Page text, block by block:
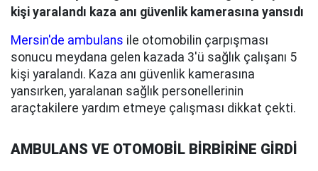
kişi yaralandı kaza anı güvenlik kamerasına yansıdı
Mersin'de ambulans ile otomobilin çarpışması
sonucu meydana gelen kazada 3'ü sağlık çalışanı 5
kişi yaralandı. Kaza anı güvenlik kamerasına
yansırken, yaralanan sağlık personellerinin
araçtakilere yardım etmeye çalışması dikkat çekti.
AMBULANS VE OTOMOBİL BİRBİRİNE GİRDİ